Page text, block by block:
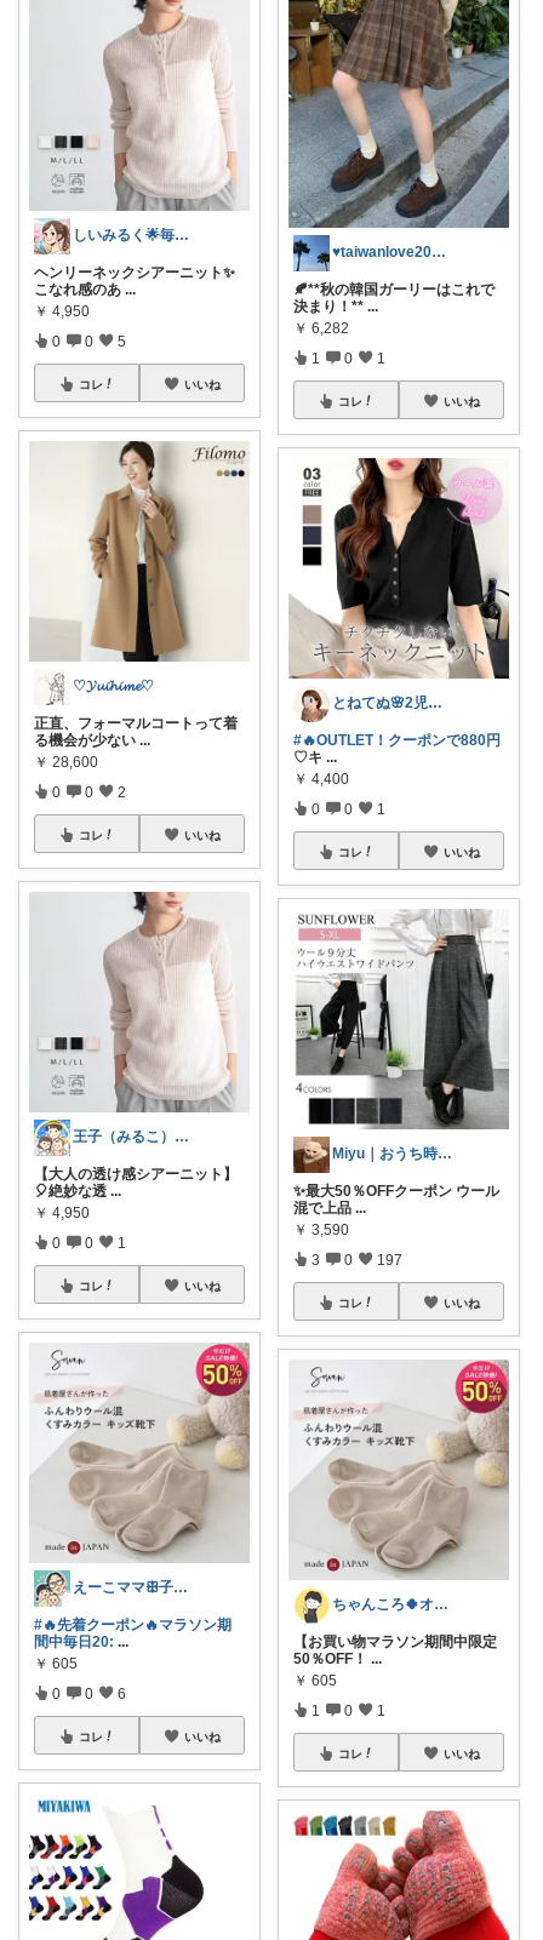
しいみるく🌟毎日全力投稿🌟
ヘンリーネックシアーニット✨
こなれ感のあ ...
￥ 4,950
0 0 5
コレ いいね
♡𝓨𝓾𝓲𝓱𝓲𝓶𝓮♡
正直、フォーマルコートって着
る機会が少ない ...
￥ 28,600
0 0 2
コレ いいね
王子（みるこ）👑便利グッズ×QOL向上
【大人の透け感シアーニット】
🎈絶妙な透 ...
￥ 4,950
0 0 1
コレ いいね
えーこママꕥ子供達と夏を楽しむぞ☀️
#🔥先着クーポン🔥マラソン期
間中毎日20: ...
￥ 605
0 0 6
コレ いいね
♥taiwanlove2026♥
🍂**秋の韓国ガーリーはこれで
決まり！** ...
￥ 6,282
1 0 1
コレ いいね
とねてぬ🌸2児ママ✿毎日をラク&快適に
#🔥OUTLET！クーポンで880円
♡キ ...
￥ 4,400
0 0 1
コレ いいね
Miyu｜おうち時間の小さな幸せ🌸
✨最大50％OFFクーポン ウール
混で上品 ...
￥ 3,590
3 0 197
コレ いいね
ちゃんころ🍀オリ写/インテリア/キッズ
【お買い物マラソン期間中限定
50％OFF！ ...
￥ 605
1 0 1
コレ いいね